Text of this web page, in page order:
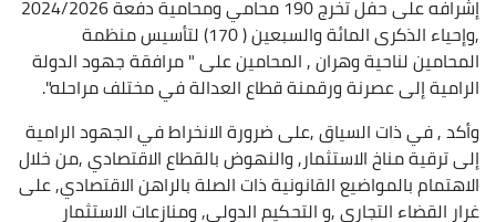
إشرافه على حفل تخرج 190 محامي ومحامية دفعة 2024/2026
,وإحياء الذكرى المائة والسبعين ( 170) لتأسيس منظمة
المحامين لناحية وهران , المحامين على " مرافقة جهود الدولة
الرامية إلى عصرنة ورقمنة قطاع العدالة في مختلف مراحله".
وأكد , في ذات السياق ,على ضرورة الانخراط في الجهود الرامية
إلى ترقية مناخ الاستثمار, والنهوض بالقطاع الاقتصادي ,من خلال
الاهتمام بالمواضيع القانونية ذات الصلة بالراهن الاقتصادي, على
غرار القضاء التجاري ,و التحكيم الدولي, ومنازعات الاستثمار